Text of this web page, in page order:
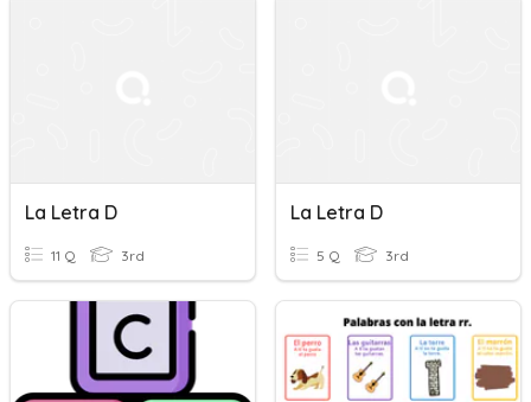
La Letra D
11 Q 3rd
La Letra D
5 Q 3rd